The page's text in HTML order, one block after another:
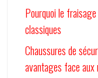
Pourquoi le
classiques
Chaussures de
avantages face aux